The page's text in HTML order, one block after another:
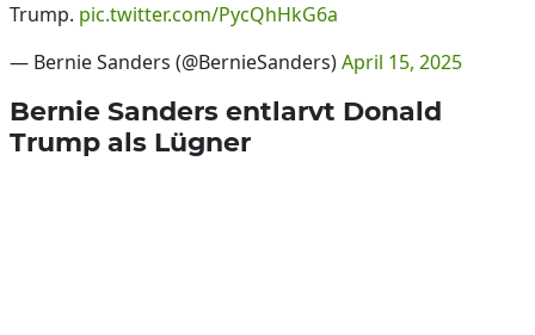
Trump. pic.twitter.com/PycQhHkG6a
— Bernie Sanders (@BernieSanders)April 15, 2025
Bernie Sanders entlarvt Donald
Trump als Lügner